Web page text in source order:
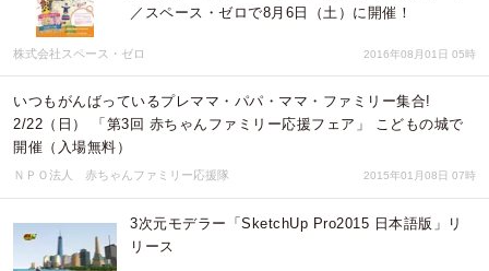
／スペース・ゼロで8月6日（土）に開催！
株式会社スペース・ゼロ 2016年08月01日 05時
いつもがんばっているプレママ・パパ・ママ・ファミリー集合!
2/22（日） 「第3回 赤ちゃんファミリー応援フェア」 こどもの城で
開催（入場無料）
ＮＰＯ法人 赤ちゃんファミリー応援隊 2015年01月08日 07時
3次元モデラー「SketchUp Pro2015 日本語版」リ
リース